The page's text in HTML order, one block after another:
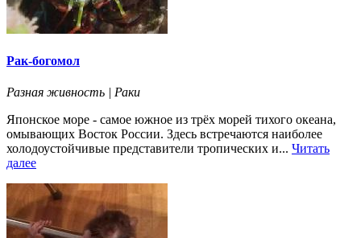
Рак-богомол
Разная живность | Раки
Японское море - самое южное из трёх морей тихого океана,
омывающих Восток России. Здесь встречаются наиболее
холодоустойчивые представители тропических и... Читать
далее